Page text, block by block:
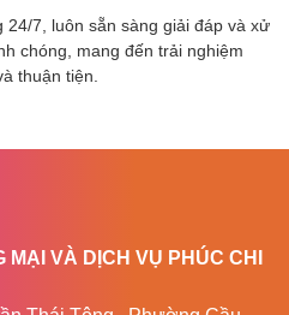
và hệ thống đường hầm
đảm bảo rằng sẽ
bị bỏ sót.
quyền cùng hệ
2.0, robot mang đến
vượt trội.
24/7, luôn sẵn sàng giải đáp và xử
chóng, mang đến trải nghiệm
thuận tiện.
VÀ DỊCH VỤ PHÚC CHI